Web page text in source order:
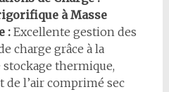
à Masse
:Excellente gestion des
charge grâce à la
stockage thermique,
de l’air comprimé sec